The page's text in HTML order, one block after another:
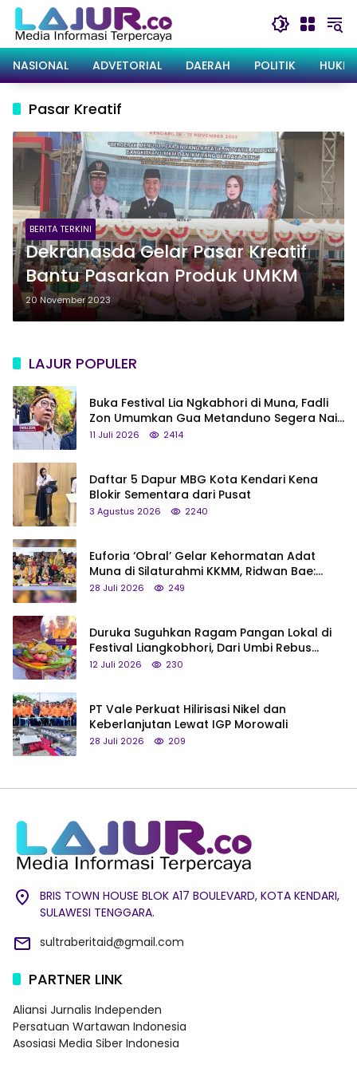
Langsung
konten
NASIONAL
ADVETORIAL DAERAH POLITIK
Pasar Kreatif
BERITA TERKINI
Dekranasda Gelar Pasar Kreatif
Bantu Pasarkan Produk UMKM
20 November 2023
LAJUR POPULER
Buka Festival Lia Ngkabhori di Muna, Fadli
Zon Umumkan Gua Metanduno Segera Naik
Status Jadi Cagar Budaya Nasional
11 Juli 2026 2414
Daftar 5 Dapur MBG Kota Kendari Kena
Blokir Sementara dari Pusat
3 Agustus 2026 2240
Euforia ‘Obral’ Gelar Kehormatan Adat
Muna di Silaturahmi KKMM, Ridwan Bae:
Saya Bukan Tipe Begitu, Belum Pantas!
28 Juli 2026 249
Duruka Suguhkan Ragam Pangan Lokal di
Festival Liangkobhori, Dari Umbi Rebus
hingga Tumpeng Beras Muna
12 Juli 2026 230
PT Vale Perkuat Hilirisasi Nikel dan
Keberlanjutan Lewat IGP Morowali
28 Juli 2026 209
BRIS TOWN HOUSE BLOK A17 BOULEVARD, KOTA KENDARI,
SULAWESI TENGGARA.
sultraberitaid@gmail.com
PARTNER LINK
Aliansi Jurnalis Independen
Persatuan Wartawan Indonesia
Asosiasi Media Siber Indonesia